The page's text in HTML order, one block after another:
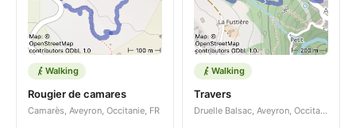
Walking
Rougier de camares
Camarès, Aveyron, Occitanie, FR
Walking
Travers
Druelle Balsac, Aveyron, Occitanie, FR